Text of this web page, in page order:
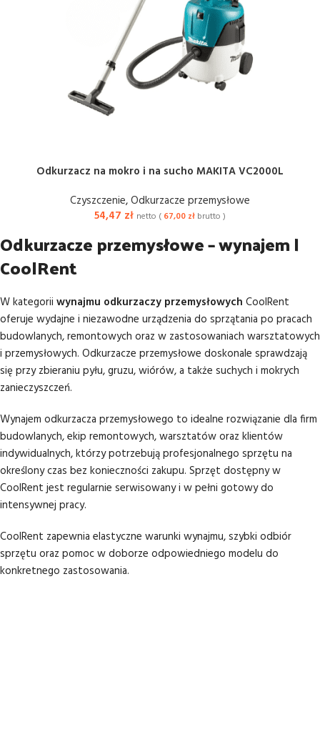
Odkurzacz na mokro i na sucho MAKITA VC2000L
Czyszczenie,Odkurzacze przemysłowe
54,47 zł netto ( 67,00 zł brutto )
Odkurzacze przemysłowe – wynajem |
CoolRent
W kategorii wynajmu odkurzaczy przemysłowych CoolRent
oferuje wydajne i niezawodne urządzenia do sprzątania po pracach
budowlanych, remontowych oraz w zastosowaniach warsztatowych
i przemysłowych. Odkurzacze przemysłowe doskonale sprawdzają
się przy zbieraniu pyłu, gruzu, wiórów, a także suchych i mokrych
zanieczyszczeń.
Wynajem odkurzacza przemysłowego to idealne rozwiązanie dla firm
budowlanych, ekip remontowych, warsztatów oraz klientów
indywidualnych, którzy potrzebują profesjonalnego sprzętu na
określony czas bez konieczności zakupu. Sprzęt dostępny w
CoolRent jest regularnie serwisowany i w pełni gotowy do
intensywnej pracy.
CoolRent zapewnia elastyczne warunki wynajmu, szybki odbiór
sprzętu oraz pomoc w doborze odpowiedniego modelu do
konkretnego zastosowania.